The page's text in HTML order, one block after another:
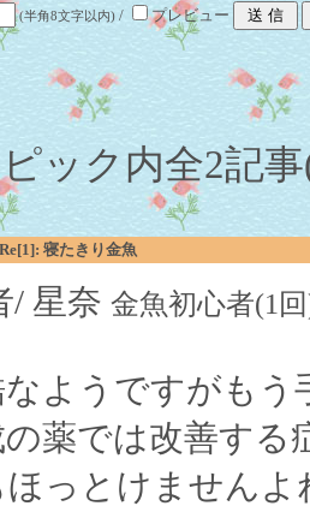
(半角8文字以内) / プレビュー
ック内全2記
Re[1]: 寝たきり金魚
/ 星奈 金魚初心者(1回
ようですがもう
の薬では改善する
ほっとけませんよ